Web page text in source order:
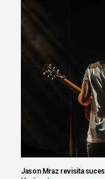
Jason Mraz revisita